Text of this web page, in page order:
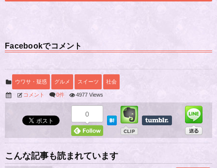
Facebookでコメント
ウワサ・疑惑 グルメ スイーツ 社会
コメント 0件 4977 Views
0
こんな記事も読まれています